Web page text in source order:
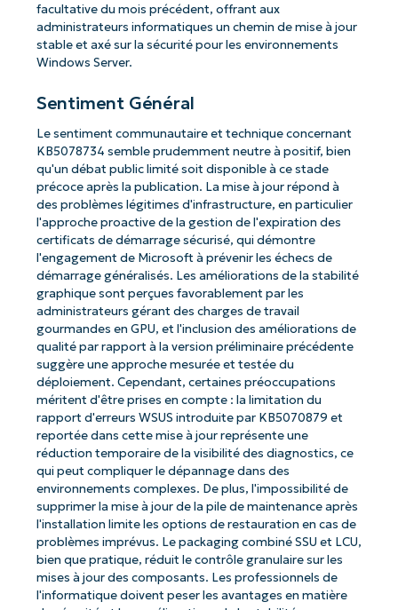
facultative du mois précédent, offrant aux
administrateurs informatiques un chemin de mise à jour
stable et axé sur la sécurité pour les environnements
Windows Server.
Sentiment Général
Le sentiment communautaire et technique concernant
KB5078734 semble prudemment neutre à positif, bien
qu'un débat public limité soit disponible à ce stade
précoce après la publication. La mise à jour répond à
des problèmes légitimes d'infrastructure, en particulier
l'approche proactive de la gestion de l'expiration des
certificats de démarrage sécurisé, qui démontre
l'engagement de Microsoft à prévenir les échecs de
démarrage généralisés. Les améliorations de la stabilité
graphique sont perçues favorablement par les
administrateurs gérant des charges de travail
gourmandes en GPU, et l'inclusion des améliorations de
qualité par rapport à la version préliminaire précédente
suggère une approche mesurée et testée du
déploiement. Cependant, certaines préoccupations
méritent d'être prises en compte : la limitation du
rapport d'erreurs WSUS introduite par KB5070879 et
reportée dans cette mise à jour représente une
réduction temporaire de la visibilité des diagnostics, ce
qui peut compliquer le dépannage dans des
environnements complexes. De plus, l'impossibilité de
supprimer la mise à jour de la pile de maintenance après
l'installation limite les options de restauration en cas de
problèmes imprévus. Le packaging combiné SSU et LCU,
bien que pratique, réduit le contrôle granulaire sur les
mises à jour des composants. Les professionnels de
l'informatique doivent peser les avantages en matière